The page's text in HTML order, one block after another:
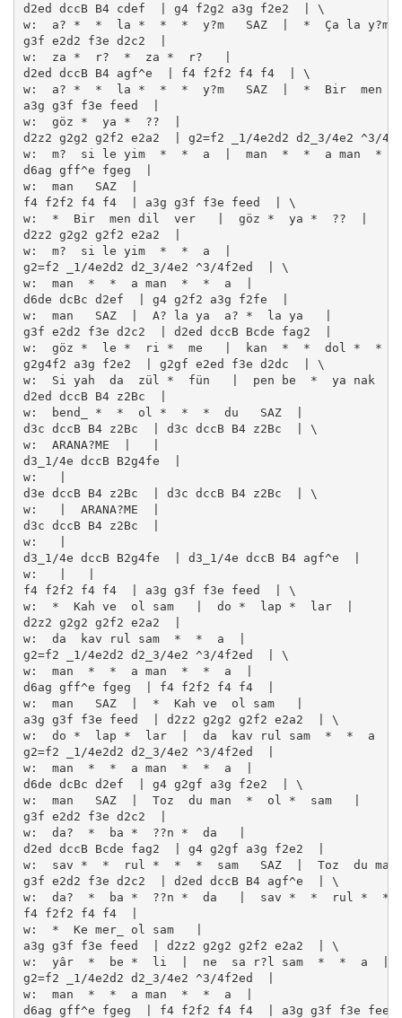
d2ed dccB B4 cdef  | g4 f2g2 a3g f2e2  | \
w:  a? *  *  la *  *  *  y?m   SAZ  |  *  Ça la
g3f e2d2 f3e d2c2  |
w:  za *  r?  *  za *  r?   |
d2ed dccB B4 agf^e  | f4 f2f2 f4 f4  | \
w:  a? *  *  la *  *  *  y?m   SAZ  |  *  Bir
a3g g3f f3e feed  |
w:  göz *  ya *  ??  |
d2z2 g2g2 g2f2 e2a2  | g2=f2 _1/4e2d2 d2_3/4e2 ^3/
w:  m?  si le yim  *  *  a  |  man  *  *  a man  *
d6ag gff^e fgeg  |
w:  man   SAZ  |
f4 f2f2 f4 f4  | a3g g3f f3e feed  | \
w:  *  Bir  men dil  ver   |  göz *  ya *  ??  |
d2z2 g2g2 g2f2 e2a2  |
w:  m?  si le yim  *  *  a  |
g2=f2 _1/4e2d2 d2_3/4e2 ^3/4f2ed  | \
w:  man  *  *  a man  *  *  a  |
d6de dcBc d2ef  | g4 g2f2 a3g f2fe  |
w:  man   SAZ  |  A? la ya  a? *  la ya   |
g3f e2d2 f3e d2c2  | d2ed dccB Bcde fag2  |
w:  göz *  le *  ri *  me   |  kan  *  *  dol *  *
g2g4f2 a3g f2e2  | g2gf e2ed f3e d2dc  | \
w:  Si yah  da  zül *  fün   |  pen be  *  ya nak
d2ed dccB B4 z2Bc  |
w:  bend_ *  *  ol *  *  *  du   SAZ  |
d3c dccB B4 z2Bc  | d3c dccB B4 z2Bc  | \
w:  ARANA?ME  |   |
d3_1/4e dccB B2g4fe  |
w:   |
d3e dccB B4 z2Bc  | d3c dccB B4 z2Bc  | \
w:   |  ARANA?ME  |
d3c dccB B4 z2Bc  |
w:   |
d3_1/4e dccB B2g4fe  | d3_1/4e dccB B4 agf^e  |
w:   |   |
f4 f2f2 f4 f4  | a3g g3f f3e feed  | \
w:  *  Kah ve  ol sam   |  do *  lap *  lar  |
d2z2 g2g2 g2f2 e2a2  |
w:  da  kav rul sam  *  *  a  |
g2=f2 _1/4e2d2 d2_3/4e2 ^3/4f2ed  | \
w:  man  *  *  a man  *  *  a  |
d6ag gff^e fgeg  | f4 f2f2 f4 f4  |
w:  man   SAZ  |  *  Kah ve  ol sam   |
a3g g3f f3e feed  | d2z2 g2g2 g2f2 e2a2  | \
w:  do *  lap *  lar  |  da  kav rul sam  *  *  a
g2=f2 _1/4e2d2 d2_3/4e2 ^3/4f2ed  |
w:  man  *  *  a man  *  *  a  |
d6de dcBc d2ef  | g4 g2gf a3g f2e2  | \
w:  man   SAZ  |  Toz  du man  *  ol *  sam   |
g3f e2d2 f3e d2c2  |
w:  da?  *  ba *  ??n *  da   |
d2ed dccB Bcde fag2  | g4 g2gf a3g f2e2  |
w:  sav *  *  rul *  *  *  sam   SAZ  |  Toz  du
g3f e2d2 f3e d2c2  | d2ed dccB B4 agf^e  | \
w:  da?  *  ba *  ??n *  da   |  sav *  *  rul *  *
f4 f2f2 f4 f4  |
w:  *  Ke mer_ ol sam   |
a3g g3f f3e feed  | d2z2 g2g2 g2f2 e2a2  | \
w:  yâr  *  be *  li  |  ne  sa r?l sam  *  *  a  |
g2=f2 _1/4e2d2 d2_3/4e2 ^3/4f2ed  |
w:  man  *  *  a man  *  *  a  |
d6ag gff^e fgeg  | f4 f2f2 f4 f4  | a3g g3f f3e